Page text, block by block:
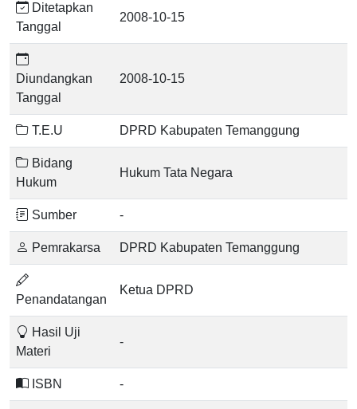
Ditetapkan
Tanggal
2008-10-15
Diundangkan
Tanggal
2008-10-15
T.E.U DPRD Kabupaten Temanggung
Bidang
Hukum
Hukum Tata Negara
Sumber -
Pemrakarsa DPRD Kabupaten Temanggung
Penandatangan
Ketua DPRD
Hasil Uji
Materi
-
ISBN -